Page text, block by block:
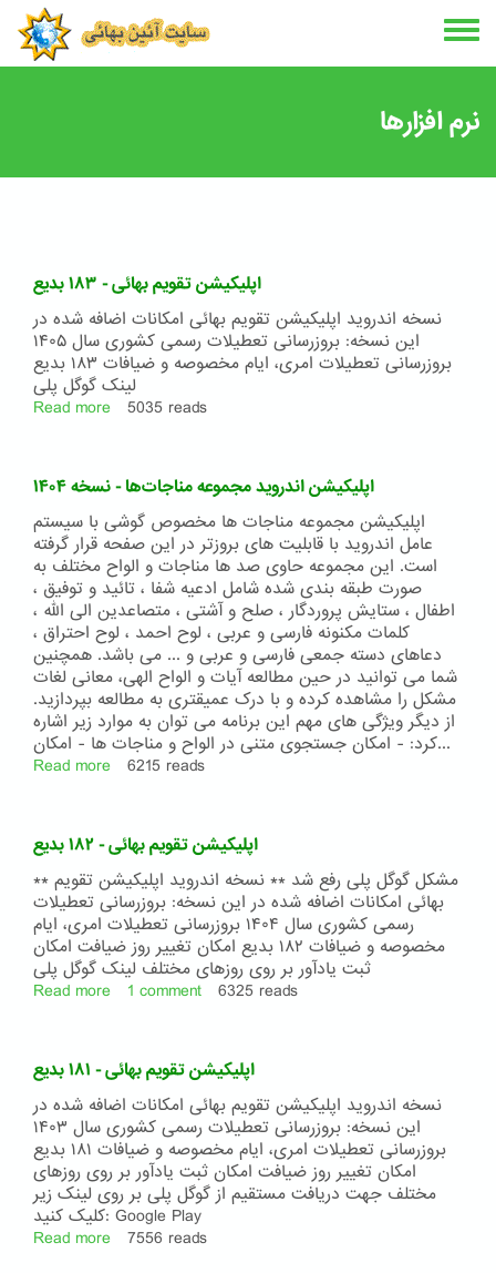
Skip
main
نرم افزارها
اپلیکیشن تقویم بهائی - ۱۸۳ بدیع
نسخه اندروید اپلیکیشن تقویم بهائی امکانات اضافه شده در
این نسخه: بروزرسانی تعطیلات رسمی کشوری سال ۱۴۰۵
بروزرسانی تعطیلات امری، ایام مخصوصه و ضیافات ۱۸۳ بدیع
لینک گوگل پلی
Read more about
بهائی
-
۱۸۳
بدیع
5035 reads
اپلیکیشن اندروید مجموعه مناجات‌ها - نسخه ۱۴۰۴
اپلیکیشن مجموعه مناجات ها مخصوص گوشی با سیستم
عامل اندروید با قابلیت های بروزتر در این صفحه قرار گرفته
است. این مجموعه حاوی صد ها مناجات و الواح مختلف به
صورت طبقه بندی شده شامل ادعیه شفا ، تائید و توفیق ،
اطفال ، ستایش پروردگار ، صلح و آشتی ، متصاعدین الی الله ،
کلمات مکنونه فارسی و عربی ، لوح احمد ، لوح احتراق ،
دعاهای دسته جمعی فارسی و عربی و ... می باشد. همچنین
شما می توانید در حین مطالعه آیات و الواح الهی، معانی لغات
مشکل را مشاهده کرده و با درک عمیقتری به مطالعه بپردازید.
از دیگر ویژگی های مهم این برنامه می توان به موارد زیر اشاره
کرد: - امکان جستجوی متنی در الواح و مناجات ها - امکان...
Read more about
مجموعه
مناجات‌ها
-
نسخه
۱۴۰۴
6215 reads
اپلیکیشن تقویم بهائی - ۱۸۲ بدیع
** مشکل گوگل پلی رفع شد **‌ نسخه اندروید اپلیکیشن تقویم
بهائی امکانات اضافه شده در این نسخه: بروزرسانی تعطیلات
رسمی کشوری سال ۱۴۰۴ بروزرسانی تعطیلات امری، ایام
مخصوصه و ضیافات ۱۸۲ بدیع امکان تغییر روز ضیافت امکان
ثبت یادآور بر روی روزهای مختلف لینک گوگل پلی
Read more about
بهائی
-
۱۸۲
بدیع
1 comment 6325 reads
اپلیکیشن تقویم بهائی - ۱۸۱ بدیع
نسخه اندروید اپلیکیشن تقویم بهائی امکانات اضافه شده در
این نسخه: بروزرسانی تعطیلات رسمی کشوری سال ۱۴۰۳
بروزرسانی تعطیلات امری، ایام مخصوصه و ضیافات ۱۸۱ بدیع
امکان تغییر روز ضیافت امکان ثبت یادآور بر روی روزهای
مختلف جهت دریافت مستقیم از گوگل پلی بر روی لینک زیر
کلیک کنید: Google Play
Read more about
7556 reads